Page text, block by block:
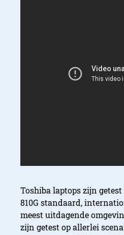
Toshiba laptops zijn getest
810G standaard,
meest uitdagende
zijn getest op allerlei